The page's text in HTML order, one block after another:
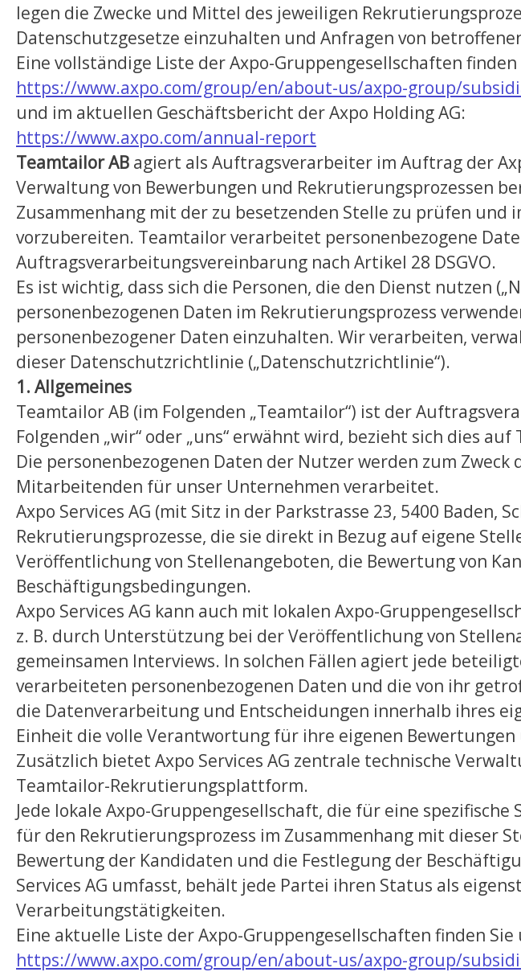
legen die Zwecke und Mittel des jeweiligen
Datenschutzgesetze einzuhalten und Anfragen von
Eine vollständige Liste der Axpo-Gruppengesellschaften
https://www.axpo.com/group/en/about-us/axpo-group/
und im aktuellen Geschäftsbericht der Axpo Holding AG:
https://www.axpo.com/annual-report
Teamtailor AB agiert als Auftragsverarbeiter im Auftrag der
Verwaltung von Bewerbungen und Rekrutierungsprozessen
Zusammenhang mit der zu besetzenden Stelle zu prüfen
vorzubereiten. Teamtailor verarbeitet personenbezogene
Auftragsverarbeitungsvereinbarung nach Artikel 28 DSGVO.
Es ist wichtig, dass sich die Personen, die den Dienst nutzen
personenbezogenen Daten im Rekrutierungsprozess
personenbezogener Daten einzuhalten. Wir verarbeiten,
dieser Datenschutzrichtlinie („Datenschutzrichtlinie“).
1. Allgemeines
Teamtailor AB (im Folgenden „Teamtailor“) ist der
Folgenden „wir“ oder „uns“ erwähnt wird, bezieht sich dies auf
Die personenbezogenen Daten der Nutzer werden zum
Mitarbeitenden für unser Unternehmen verarbeitet.
Axpo Services AG (mit Sitz in der Parkstrasse 23, 5400
Rekrutierungsprozesse, die sie direkt in Bezug auf eigene
Veröffentlichung von Stellenangeboten, die Bewertung von
Beschäftigungsbedingungen.
Axpo Services AG kann auch mit lokalen Axpo-
z. B. durch Unterstützung bei der Veröffentlichung von
gemeinsamen Interviews. In solchen Fällen agiert jede
verarbeiteten personenbezogenen Daten und die von ihr
die Datenverarbeitung und Entscheidungen innerhalb ihres
Einheit die volle Verantwortung für ihre eigenen
Zusätzlich bietet Axpo Services AG zentrale technische
Teamtailor-Rekrutierungsplattform.
Jede lokale Axpo-Gruppengesellschaft, die für eine
für den Rekrutierungsprozess im Zusammenhang mit dieser
Bewertung der Kandidaten und die Festlegung der
Services AG umfasst, behält jede Partei ihren Status als
Verarbeitungstätigkeiten.
Eine aktuelle Liste der Axpo-Gruppengesellschaften finden
https://www.axpo.com/group/en/about-us/axpo-group/